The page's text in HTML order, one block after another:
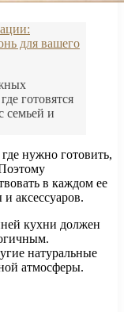
для вашего
готовятся
семьей и
нужно готовить,
в каждом ее
аксессуаров.
кухни должен
натуральные
атмосферы.